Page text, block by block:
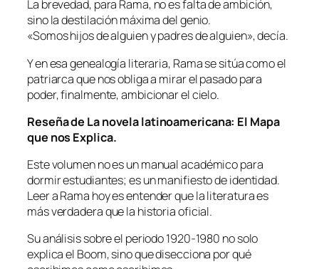
La brevedad, para Rama, no es falta de ambición,
sino la destilación máxima del genio.
«Somos hijos de alguien y padres de alguien», decía.
Y en esa genealogía literaria, Rama se sitúa como el
patriarca que nos obliga a mirar el pasado para
poder, finalmente, ambicionar el cielo.
Reseña de La novela latinoamericana: El Mapa
que nos Explica.
Este volumen no es un manual académico para
dormir estudiantes; es un manifiesto de identidad.
Leer a Rama hoy es entender que la literatura es
más verdadera que la historia oficial.
Su análisis sobre el periodo 1920-1980 no solo
explica el Boom, sino que disecciona por qué